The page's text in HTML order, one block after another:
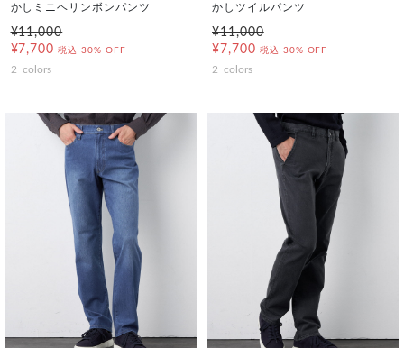
かしミニヘリンボンパンツ
¥11,000
¥7,700 税込 30% OFF
2 colors
かしツイルパンツ
¥11,000
¥7,700 税込 30% OFF
2 colors